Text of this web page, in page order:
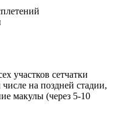
участков сетчатки
на поздней стадии,
макулы (через 5-10